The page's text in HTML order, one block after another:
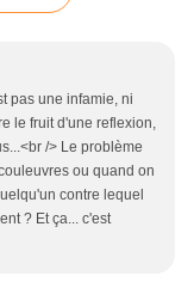
pas une infamie, ni
le fruit d'une reflexion,
/> Le problème
ou quand on
contre lequel
? Et ça... c'est